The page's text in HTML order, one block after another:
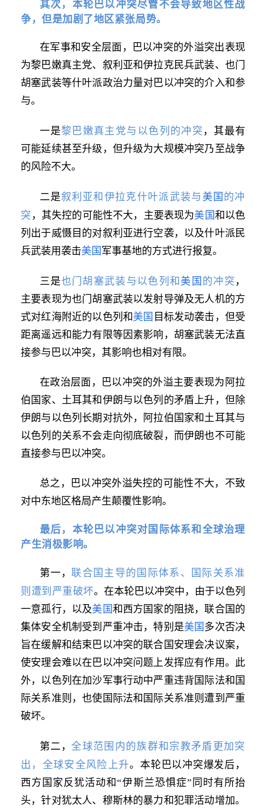
其次，本轮巴以冲突尽管不会导致地区性战
争，但是加剧了地区紧张局势。
在军事和安全层面，巴以冲突的外溢突出表现
为黎巴嫩真主党、叙利亚和伊拉克民兵武装、也门
胡塞武装等什叶派政治力量对巴以冲突的介入和参
与。
一是黎巴嫩真主党与以色列的冲突 ，其最有
可能延续甚至升级，但升级为大规模冲突乃至战争
的风险不大。
二是叙利亚和伊拉克什叶派武装与 美国 的冲
突 ，其失控的可能性不大，主要表现为美国和以色
列出于威慑目的对叙利亚进行空袭，以及什叶派民
兵武装用袭击美国 军事基地的方式进行报复。
三是也门胡塞武装与以色列和 美国 的冲突 ，
主要表现为也门胡塞武装以发射导弹及无人机的方
式对红海附近的以色列和 美国 目标发动袭击，但受
距离遥远和能力有限等因素影响，胡塞武装无法直
接参与巴以冲突，其影响也相对有限。
在政治层面，巴以冲突的外溢主要表现为阿拉
伯国家、土耳其和伊朗与以色列的矛盾上升，但除
伊朗与以色列长期对抗外，阿拉伯国家和土耳其与
以色列的关系不会走向彻底破裂，而伊朗也不可能
直接参与巴以冲突。
总之，巴以冲突外溢失控的可能性不大，不致
对中东地区格局产生颠覆性影响。
最后，本轮巴以冲突对国际体系和全球治理
产生消极影响。
第一，联合国主导的国际体系、国际关系准
则遭到严重破坏。在本轮巴以冲突中，由于以色列
一意孤行，以及美国和西方国家的阻挠，联合国的
集体安全机制受到严重冲击，特别是美国 多次否决
旨在缓解和结束巴以冲突的联合国安理会决议案，
使安理会难以在巴以冲突问题上发挥应有作用。此
外，以色列在加沙军事行动中严重违背国际法和国
际关系准则，也使国际法和国际关系准则遭到严重
破坏。
第二，全球范围内的族群和宗教矛盾更加突
出，全球安全风险上升。本轮巴以冲突爆发后，
西方国家反犹活动和“伊斯兰恐惧症”同时有所抬
头，针对犹太人、穆斯林的暴力和犯罪活动增加。